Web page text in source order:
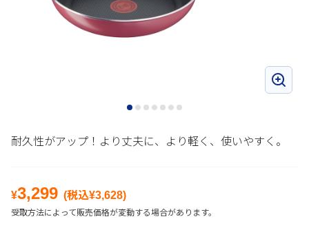
耐久性がアップ！より丈夫に、より軽く、使いやすく。
¥3,299 (税込¥3,628)
受取方法によって販売価格が変動する場合があります。